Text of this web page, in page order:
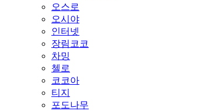
오스로
오시야
인터넷
장림코코
차밍
첼로
코코아
티지
포도나무